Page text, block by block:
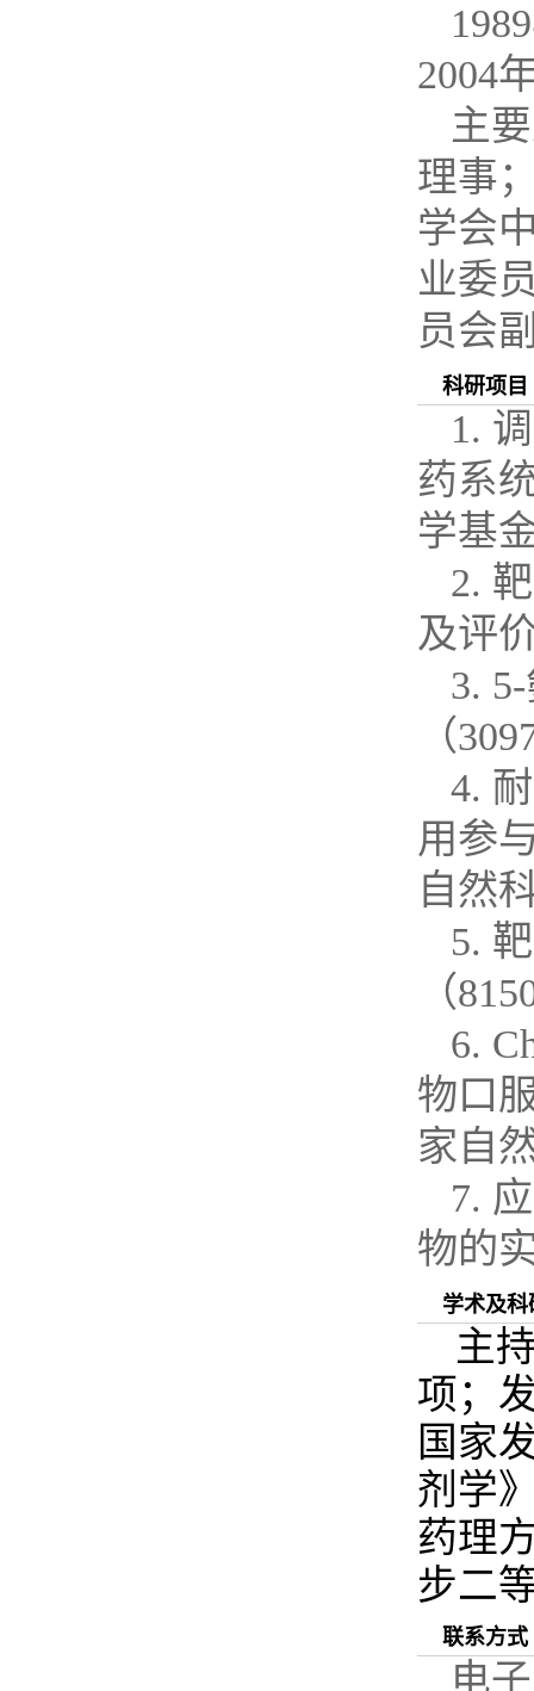
1989
2004
主
理事
学会
业委
员会
科研项目
1.
药系
学基
2.
及评
3. 5-
（
4.
用参
自然
5.
（
6.
物口
家自
7.
物的
学术及
主
项；
国家
剂学
药理
步二
联系方式
电